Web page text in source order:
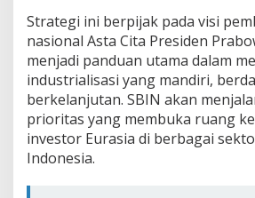
Strategi ini berpijak pada visi
nasional Asta Cita Presiden
menjadi panduan utama dalam
industrialisasi yang mandiri,
berkelanjutan. SBIN akan
prioritas yang membuka ruang
investor Eurasia di berbagai
Indonesia.